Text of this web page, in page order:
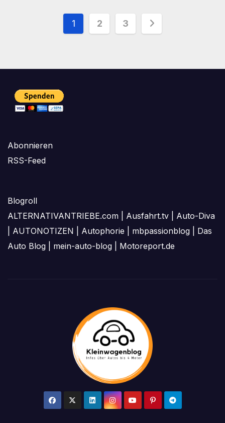
Seitennummerierung
Beiträge
1 2 3
Abonnieren
RSS-Feed
Blogroll
ALTERNATIVANTRIEBE.com
Ausfahrt.tv
Auto-Diva
AUTONOTIZEN Autophorie mbpassionblog
Das
Auto Blog
mein-auto-blog Motoreport.de